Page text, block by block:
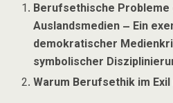
Berufsethische Probleme
Auslandsmedien – Ein
demokratischer
symbolischer
Warum Berufsethik im